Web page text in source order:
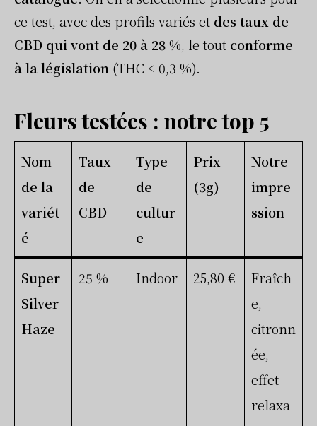
ce test, avec des profils variés et des taux de
CBD qui vont de 20 à 28 %, le tout conforme
à la législation (THC < 0,3 %).
Fleurs testées : notre top 5
Nom
de la
variét
é
Taux
de
CBD
Type
de
cultur
e
Prix
(3g)
Notre
impre
ssion
Super
Silver
Haze
25 % Indoor 25,80 €
Fraîch
e,
citronn
ée,
effet
relaxa